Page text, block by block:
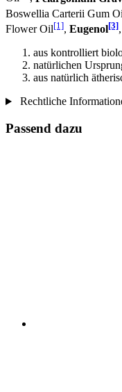
Boswellia Carterii Gum
Flower Oil[1], Eugenol[3],
aus kontrolliert
natürlichen
aus natürlich
Rechtliche
Passend dazu